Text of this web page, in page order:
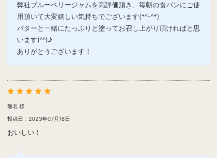
弊社ブルーベリージャムを高評価頂き、毎朝の食パンにご使
用頂いて大変嬉しい気持ちでございます(*^-^*)
バターと一緒にたっぷりと塗ってお召し上がり頂ければと思
います(^^)♪
ありがとうございます！
無名 様
投稿日：2023年07月18日
おいしい！